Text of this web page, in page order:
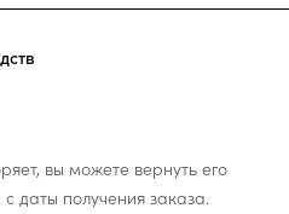
вы можете вернуть его
даты получения заказа.